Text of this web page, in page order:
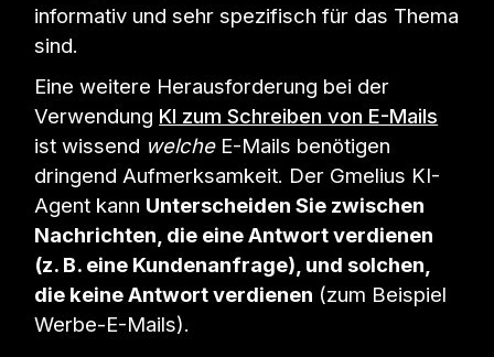
informativ und sehr spezifisch für das Thema
sind.
Eine weitere Herausforderung bei der
Verwendung KI zum Schreiben von E-Mails
ist wissend welcheE-Mails benötigen
dringend Aufmerksamkeit. Der Gmelius KI-
Agent kann Unterscheiden Sie zwischen
Nachrichten, die eine Antwort verdienen
(z. B. eine Kundenanfrage), und solchen,
die keine Antwort verdienen (zum Beispiel
Werbe-E-Mails).